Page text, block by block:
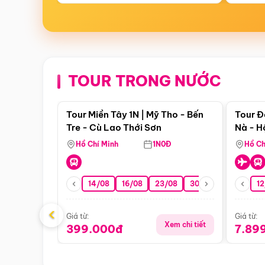
TOUR TRONG NƯỚC
Điểm nổi bật
Tour Miền Tây 1N | Mỹ Tho - Bến
Tre - Cù Lao Thới Sơn
Hồ Chí Minh 1N0Đ
14/08 16/08 23/08 30/08 06/09
Giá từ:
399.000đ Xem chi tiết
Tour
Nà -
Nha
Hồ
Giá từ:
‹